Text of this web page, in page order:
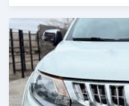
Publié il y a 2 mois